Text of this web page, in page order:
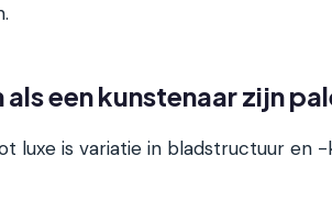
een kunstenaar zijn
luxe is variatie in bladstructuur en -